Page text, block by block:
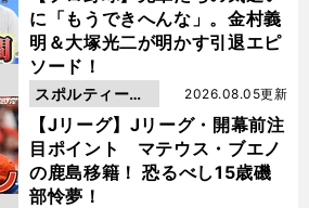
に「もうできへんな」。金村義
明＆大塚光二が明かす引退エピ
ソード！
【Jリーグ】Jリーグ・開幕前注
目ポイント マテウス・ブエノ
の鹿島移籍！ 恐るべし15歳磯
部怜夢！
2026.08.05更新
スポルティーバ
動画